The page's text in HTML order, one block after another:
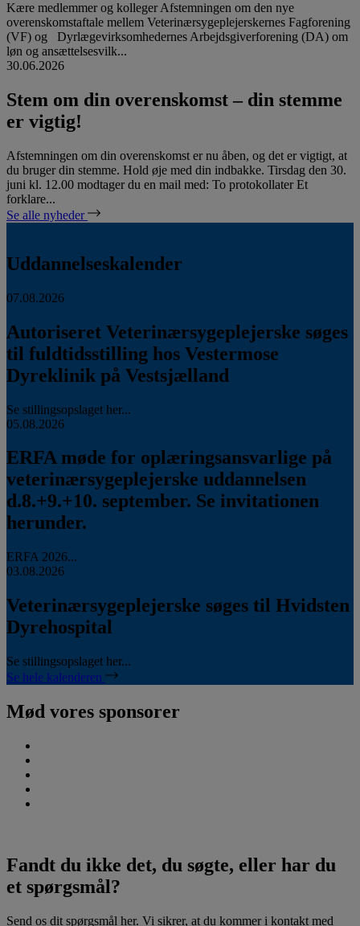
Kære medlemmer og kolleger Afstemningen om den nye
overenskomstaftale mellem Veterinærsygeplejerskernes Fagforening
(VF) og Dyrlægevirksomhedernes Arbejdsgiverforening (DA) om
løn og ansættelsesvilk...
30.06.2026
Stem om din overenskomst – din stemme
er vigtig!
Afstemningen om din overenskomst er nu åben, og det er vigtigt, at
du bruger din stemme. Hold øje med din indbakke. Tirsdag den 30.
juni kl. 12.00 modtager du en mail med: To protokollater Et
forklare...
Se alle nyheder
Uddannelseskalender
07.08.2026
Autoriseret Veterinærsygeplejerske søges
til fuldtidsstilling hos Vestermose
Dyreklinik på Vestsjælland
Se stillingsopslaget her...
05.08.2026
ERFA møde for oplæringsansvarlige på
veterinærsygeplejerske uddannelsen
d.8.+9.+10. september. Se invitationen
herunder.
ERFA 2026...
03.08.2026
Veterinærsygeplejerske søges til Hvidsten
Dyrehospital
Se stillingsopslaget her...
Se hele kalenderen
Mød vores sponsorer
Fandt du ikke det, du søgte, eller har du
et spørgsmål?
Send os dit spørgsmål her. Vi sikrer, at du kommer i kontakt med